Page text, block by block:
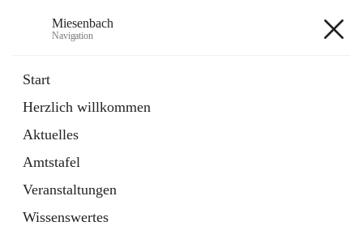
Miesenbach
Navigation
Start
Herzlich willkommen
Aktuelles
Amtstafel
Veranstaltungen
Wissenswertes
Externe Webseite
in
Tab
Region Schneebergland
Externe Webseite
öffnet
in
neuem
Tab